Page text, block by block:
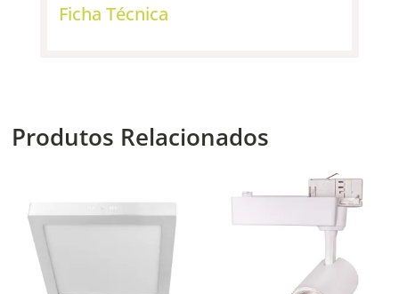
Ficha Técnica
Produtos Relacionados